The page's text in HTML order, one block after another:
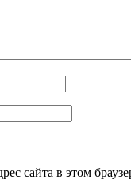
сайта в этом